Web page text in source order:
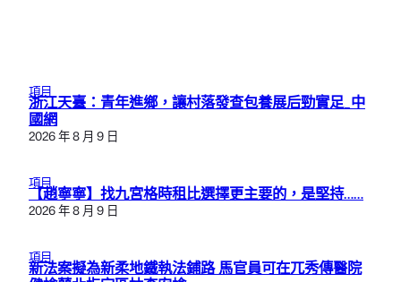
項目
浙江天臺：青年進鄉，讓村落發查包養展后勁實足_中
國網
2026 年 8 月 9 日
項目
【趙寧寧】找九宮格時租比選擇更主要的，是堅持……
2026 年 8 月 9 日
項目
新法案擬為新柔地鐵執法鋪路 馬官員可在兀秀傳醫院